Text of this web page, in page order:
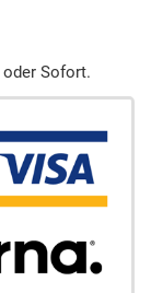
oder Sofort.